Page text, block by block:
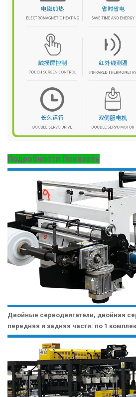
Подробности Показать
Двойные серводвигатели, двойная
передняя и задняя части: по 1